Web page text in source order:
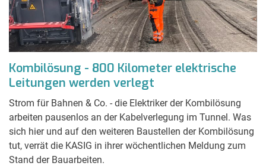
Kombilösung - 800 Kilometer elektrische
Leitungen werden verlegt
Strom für Bahnen & Co. - die Elektriker der Kombilösung
arbeiten pausenlos an der Kabelverlegung im Tunnel. Was
sich hier und auf den weiteren Baustellen der Kombilösung
tut, verrät die KASIG in ihrer wöchentlichen Meldung zum
Stand der Bauarbeiten.